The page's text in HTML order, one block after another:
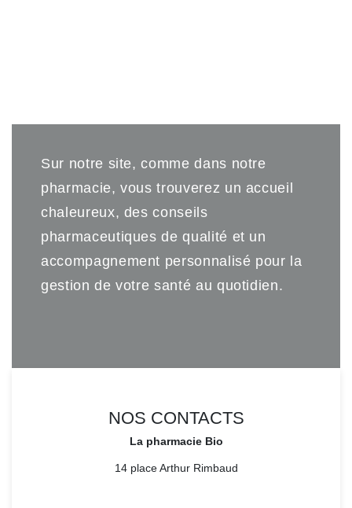
Sur notre site, comme dans notre
pharmacie, vous trouverez un accueil
chaleureux, des conseils
pharmaceutiques de qualité et un
accompagnement personnalisé pour la
gestion de votre santé au quotidien.
NOS CONTACTS
La pharmacie Bio
14 place Arthur Rimbaud